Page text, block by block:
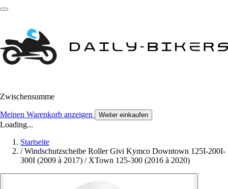
Zwischensumme
Meinen Warenkorb anzeigen Weiter einkaufen
Loading...
Startseite
/ Windschutzscheibe Roller Givi Kymco Downtown 125I-200I-
300I (2009 à 2017) / XTown 125-300 (2016 à 2020)